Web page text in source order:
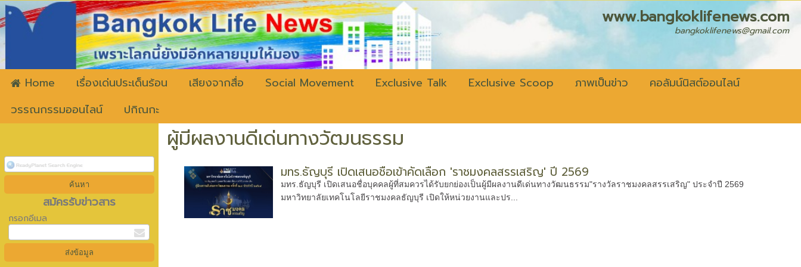
www.bangkoklifenews.com
bangkoklifenews@gmail.com
Home เรื่องเด่นประเด็นร้อน เสียงจากสื่อ Social Movement Exclusive Talk Exclusive Scoop ภาพเป็นข่าว
คอลัมน์นิสต์ออนไลน์
วรรณกรรมออนไลน์
ปกิณกะ
สมัครรับข่าวสาร
กรอกอีเมล
ผู้มีผลงานดีเด่นทางวัฒนธรรม
มทร.ธัญบุรี เปิดเสนอชื่อเข้าคัดเลือก 'ราชมงคลสรรเสริญ' ปี 2569
มทร.ธัญบุรี เปิดเสนอชื่อบุคคลผู้ที่สมควรได้รับยกย่องเป็นผู้มีผลงานดีเด่นทางวัฒนธรรม"รางวัลราชมงคลสรรเสริญ" ประจำปี 2569
มหาวิทยาลัยเทคโนโลยีราชมงคลธัญบุรี เปิดให้หน่วยงานและปร...